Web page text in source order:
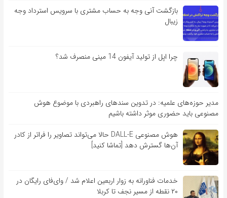
بازگشت آنی وجه به حساب مشتری با سرویس استرداد وجه
زیبال
چرا اپل از تولید آیفون 14 مینی منصرف شد؟
مدیر حوزه‌های علمیه: در تدوین سندهای راهبردی با موضوع هوش
مصنوعی باید حضوری موثر داشته باشیم
هوش مصنوعی DALL-E حالا می‌تواند تصاویر را فراتر از کادر
آن‌ها گسترش دهد [تماشا کنید]
خدمات فناورانه به زوار اربعین اعلام شد / وای‌فای رایگان در
۲۰ نقطه از مسیر نجف تا کربلا